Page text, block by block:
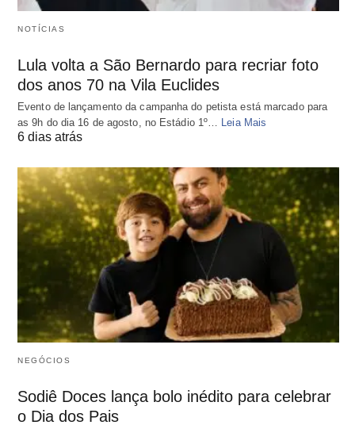
NOTÍCIAS
Lula volta a São Bernardo para recriar foto
dos anos 70 na Vila Euclides
Evento de lançamento da campanha do petista está marcado para
as 9h do dia 16 de agosto, no Estádio 1º…
Leia Mais
6 dias atrás
NEGÓCIOS
Sodiê Doces lança bolo inédito para celebrar
o Dia dos Pais